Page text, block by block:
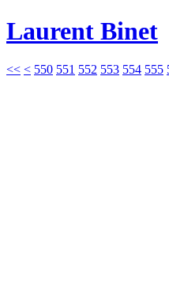
Laurent Binet
<< < 550 551 552 553 554 555